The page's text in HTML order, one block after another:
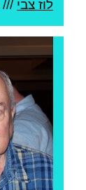
לוז צבי ///